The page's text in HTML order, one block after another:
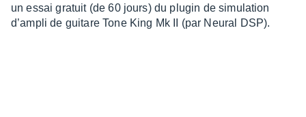
un essai gratuit (de 60 jours) du plugin de simu­la­tion
d’am­pli de guitare Tone King Mk II (par Neural DSP).